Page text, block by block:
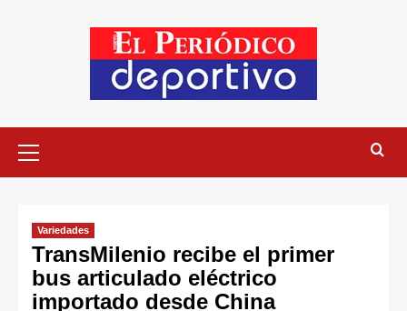
Variedades
TransMilenio recibe el primer
bus articulado eléctrico
importado desde China